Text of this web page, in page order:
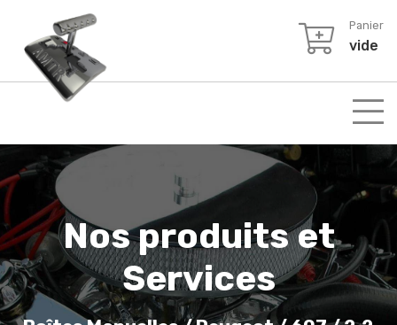
Panier
vide
Nos produits et
Services